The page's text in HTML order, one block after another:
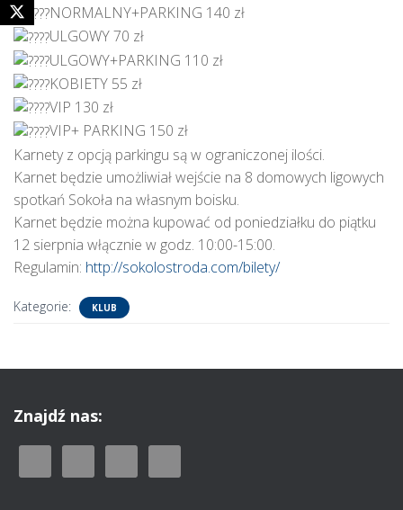
NORMALNY+PARKING 140 zł
ULGOWY 70 zł
ULGOWY+PARKING 110 zł
KOBIETY 55 zł
VIP 130 zł
VIP+ PARKING 150 zł
Karnety z opcją parkingu są w ograniczonej ilości.
Karnet będzie umożliwiał wejście na 8 domowych ligowych
spotkań Sokoła na własnym boisku.
Karnet będzie można kupować od poniedziałku do piątku
12 sierpnia włącznie w godz. 10:00-15:00.
Regulamin: http://sokolostroda.com/bilety/
Kategorie: KLUB
Znajdź nas: